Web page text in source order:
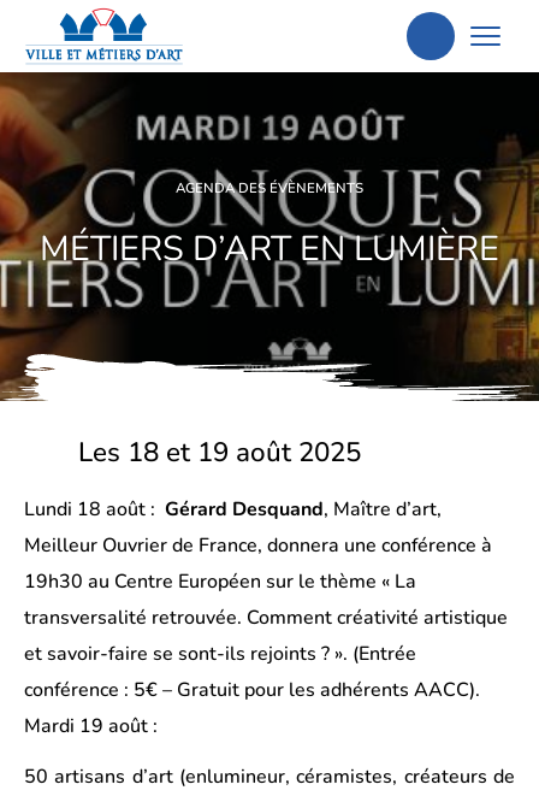
Aller
recherche
AGENDA DES ÉVÈNEMENTS
MÉTIERS D’ART EN LUMIÈRE
Les 18 et 19 août 2025
Lundi 18 août : Gérard Desquand, Maître d’art,
Meilleur Ouvrier de France, donnera une conférence à
19h30 au Centre Européen sur le thème « La
transversalité retrouvée. Comment créativité artistique
et savoir-faire se sont-ils rejoints ? ». (Entrée
conférence : 5€ – Gratuit pour les adhérents AACC).
Mardi 19 août :
50 artisans d’art (enlumineur, céramistes, créateurs de